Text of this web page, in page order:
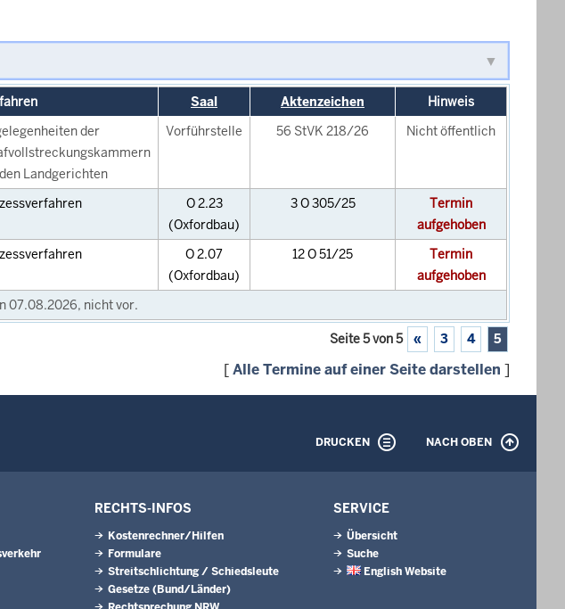
Saal Aktenzeichen
Hinweis
der
Landgerichten
Vorführstelle 56 StVK 218/26 Nicht öffentlich
O 2.23
(Oxfordbau)
3 O 305/25
Termin
aufgehoben
O 2.07
(Oxfordbau)
12 O 51/25
Termin
aufgehoben
07.08.2026, nicht vor.
Seite 5 von 5 « 3 4 5
[Alle Termine auf einer Seite darstellen ]
DRUCKEN NACH OBEN
RECHTS-INFOS
Kostenrechner/Hilfen
Formulare
Streitschlichtung / Schiedsleute
Gesetze (Bund/Länder)
SERVICE
Übersicht
Suche
English Website